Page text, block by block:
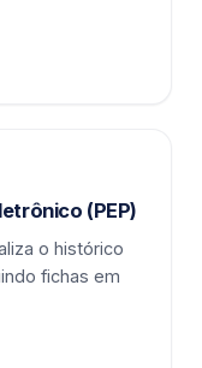
(PEP)
o histórico
fichas em